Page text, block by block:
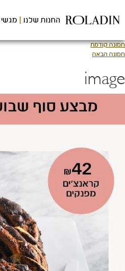
לתוכן
המרכזי
החנות שלנו מגשי
תמונה קודמת
תמונה הבאה
image